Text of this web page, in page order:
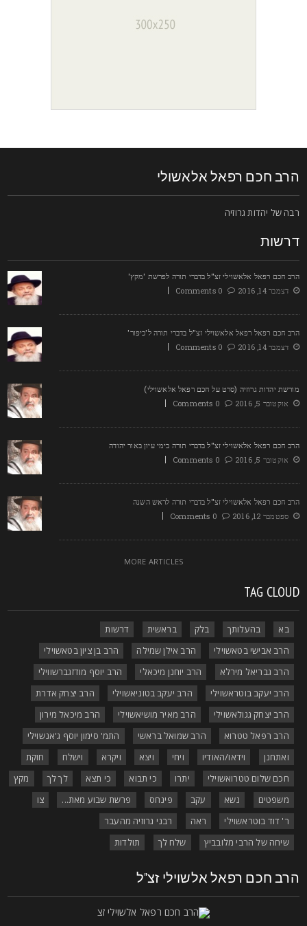
חכם רפאל אלאשולי
של יהדות גרוזיה
חכם רפאל אלאשוילי זצ"ל בדברי תורה לפרשת 'מקץ'
דצמבר 14, 2016
0 Comments
חכם רפאל רפאל אלאשוילי זצ"ל בדברי תורה ל'כיפור'
דצמבר 14, 2016
0 Comments
יהדות גרוזיה (סרט על חכם רפאל אלאשוילי)
אוקטובר 5, 2016
0 Comments
חכם רפאל אלאשוילי זצ"ל בדברי תורה בימי עיון באור יהודה
אוקטובר 5, 2016
0 Comments
חכם רפאל אלאשוילי זצ"ל בדברי תורה לראש השנה
ספטמבר 12, 2016
0 Comments
MORE ARTICLES
TAG
בא בהעלותך בלק בראשית
דרשות
הרב אבישי בטאשוילי
הרב אילן שמילה
הרב בן ציון בטאשוילי
הרב גבריאל מירלא
הרב יוחנן מיכאלי
הרב יוסף מודזגברשווילי
הרב יעקב בוטראשוילי
הרב יעקב בטוניאשוילי
הרב יצחק אדרת
הרב יצחק גגולאשוילי
הרב מאיר מושיאשוילי
הרב מיכאל מירון
הרב רפאל טטרוא
הרב שמואל בראשי
התמ' סימון יוסף ג'אנשוילי
ואתחנן
וידאו/האודיו ויחי ויצא ויקרא וישלח
חוקת
חכם שלום טטרואשוילי
יתרו כי תבוא כי תצא לך לך
מקץ
משפטים
נשא עקב פינחס פרשת שבוע מאת...
ר' דוד בוטראשוילי
ראה
רבני גרוזיה מהעבר
שיחה של הרבי מלובביץ
שלח לך תולדות
חכם רפאל אלשוילי זצ"ל